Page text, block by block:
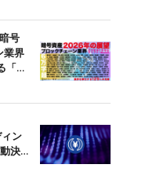
号
業界
「…
ィン
決…